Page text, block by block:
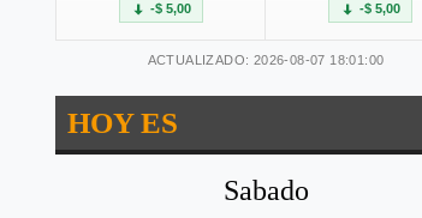
-$ 5,00 -$ 5,00
ACTUALIZADO: 2026-08-07 18:01:00
HOY ES
Sabado